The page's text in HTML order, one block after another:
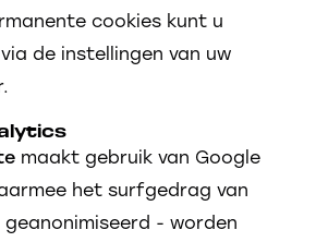
cookies kunt u
de instellingen van uw
maakt gebruik van Google
het surfgedrag van
geanonimiseerd - worden